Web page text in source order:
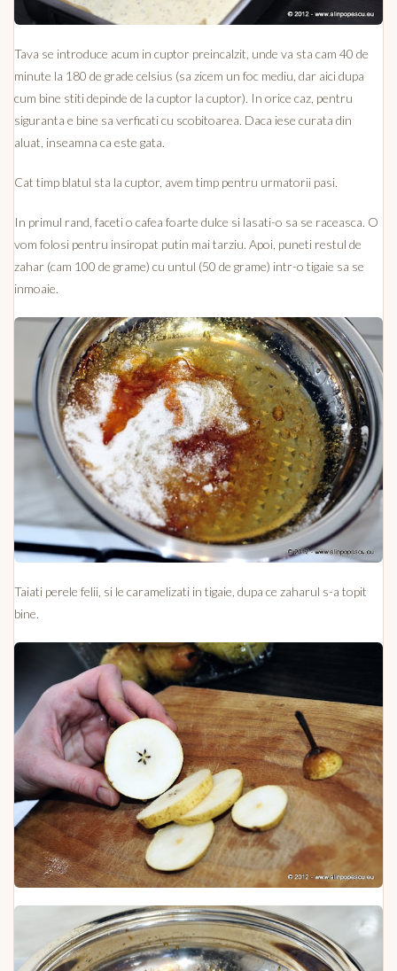
Tava se introduce acum in cuptor preincalzit, unde va sta cam 40 de
minute la 180 de grade celsius (sa zicem un foc mediu, dar aici dupa
cum bine stiti depinde de la cuptor la cuptor). In orice caz, pentru
siguranta e bine sa verficati cu scobitoarea. Daca iese curata din
aluat, inseamna ca este gata.
Cat timp blatul sta la cuptor, avem timp pentru urmatorii pasi.
In primul rand, faceti o cafea foarte dulce si lasati-o sa se raceasca. O
vom folosi pentru insiropat putin mai tarziu. Apoi, puneti restul de
zahar (cam 100 de grame) cu untul (50 de grame) intr-o tigaie sa se
inmoaie.
Taiati perele felii, si le caramelizati in tigaie, dupa ce zaharul s-a topit
bine.